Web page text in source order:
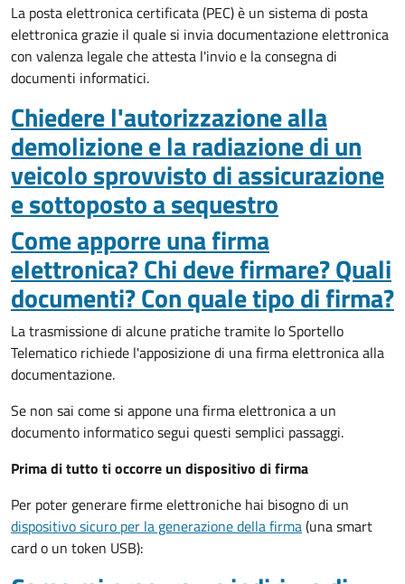
La posta elettronica certificata (PEC) è un sistema di posta
elettronica grazie il quale si invia documentazione elettronica
con valenza legale che attesta l'invio e la consegna di
documenti informatici.
Chiedere l'autorizzazione alla
demolizione e la radiazione di un
veicolo sprovvisto di assicurazione
e sottoposto a sequestro
Come apporre una firma
elettronica? Chi deve firmare? Quali
documenti? Con quale tipo di firma?
La trasmissione di alcune pratiche tramite lo Sportello
Telematico richiede l'apposizione di una firma elettronica alla
documentazione.
Se non sai come si appone una firma elettronica a un
documento informatico segui questi semplici passaggi.
Prima di tutto ti occorre un dispositivo di firma
Per poter generare firme elettroniche hai bisogno di un
dispositivo sicuro per la generazione della firma(una smart
card o un token USB):